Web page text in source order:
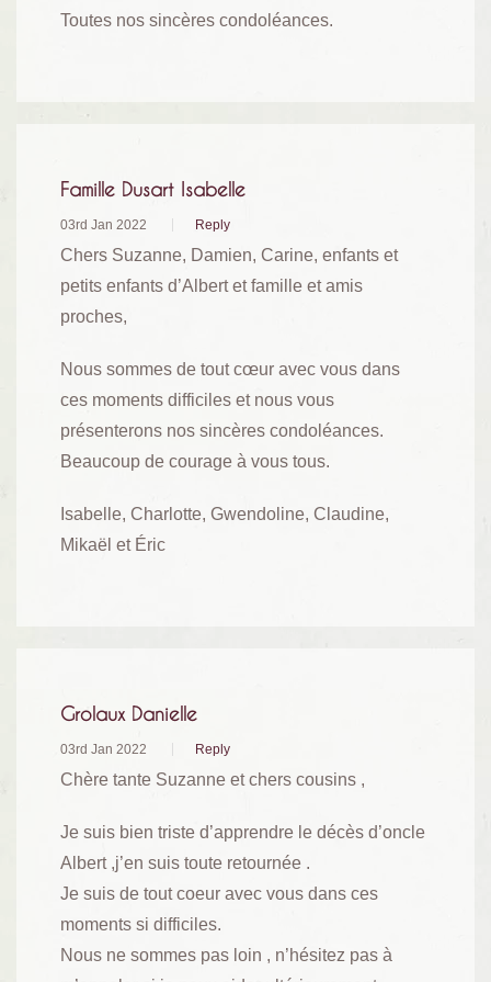
Toutes nos sincères condoléances.
Famille Dusart Isabelle
03rd Jan 2022 Reply
Chers Suzanne, Damien, Carine, enfants et
petits enfants d’Albert et famille et amis
proches,
Nous sommes de tout cœur avec vous dans
ces moments difficiles et nous vous
présenterons nos sincères condoléances.
Beaucoup de courage à vous tous.
Isabelle, Charlotte, Gwendoline, Claudine,
Mikaël et Éric
Grolaux Danielle
03rd Jan 2022 Reply
Chère tante Suzanne et chers cousins ,
Je suis bien triste d’apprendre le décès d’oncle
Albert ,j’en suis toute retournée .
Je suis de tout coeur avec vous dans ces
moments si difficiles.
Nous ne sommes pas loin , n’hésitez pas à